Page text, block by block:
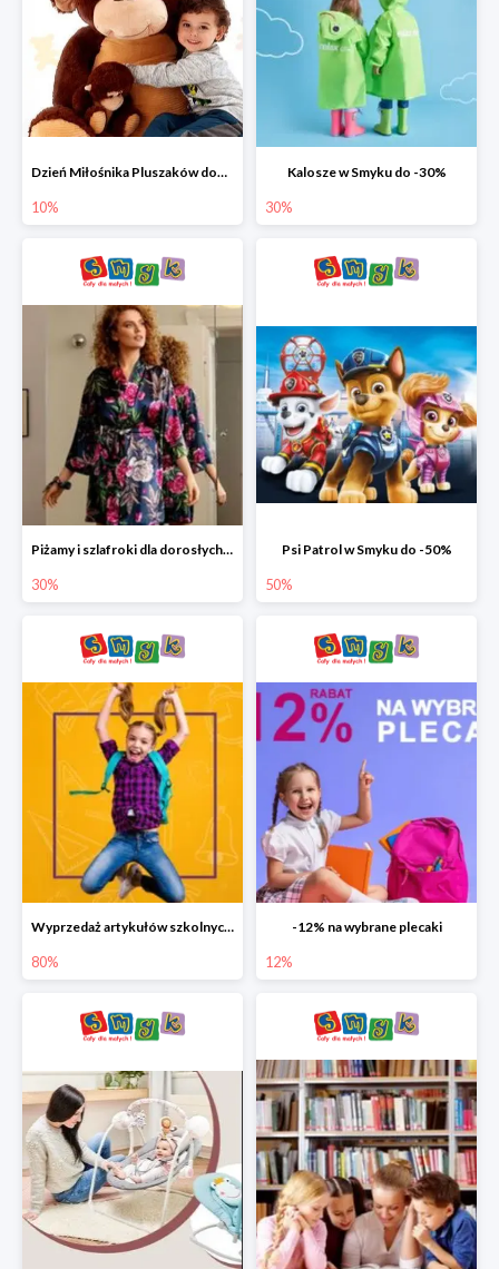
Dzień Miłośnika Pluszaków dodatkowy rabat -10%
10%
Kalosze w Smyku do -30%
30%
Piżamy i szlafroki dla dorosłych w Smyku do -30%
30%
Psi Patrol w Smyku do -50%
50%
Wyprzedaż artykułów szkolnych w Smyku do -80%
80%
-12% na wybrane plecaki
12%